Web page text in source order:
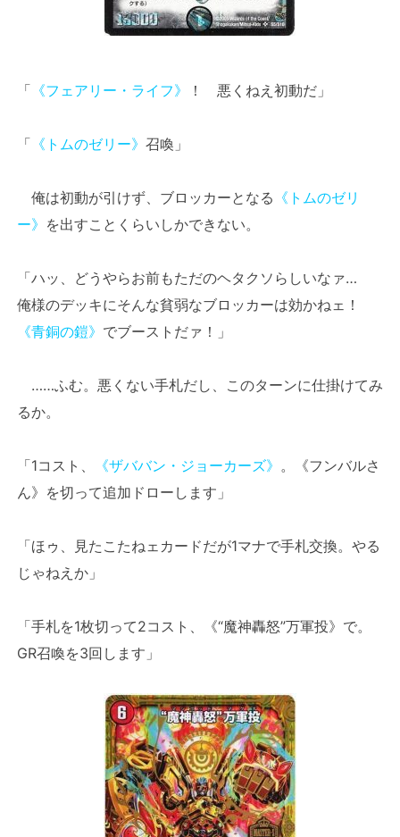
「 《フェアリー・ライフ》 ！ 悪くねえ初動だ」
「 《トムのゼリー》 召喚」
俺は初動が引けず、ブロッカーとなる 《トムのゼリ
ー》 を出すことくらいしかできない。
「ハッ、どうやらお前もただのヘタクソらしいなァ…
俺様のデッキにそんな貧弱なブロッカーは効かねェ！
《青銅の鎧》 でブーストだァ！」
……ふむ。悪くない手札だし、このターンに仕掛けてみ
るか。
「1コスト、 《ザババン・ジョーカーズ》 。《フンバルさ
ん》を切って追加ドローします」
「ほゥ、見たこたねェカードだが1マナで手札交換。やる
じゃねえか」
「手札を1枚切って2コスト、《“魔神轟怒”万軍投》で。
GR召喚を3回します」